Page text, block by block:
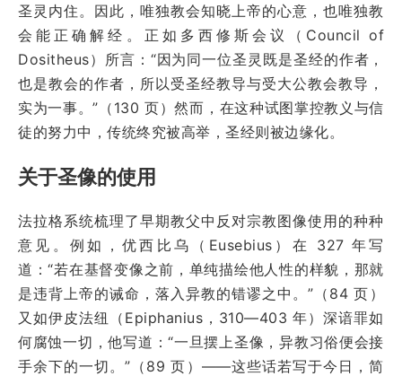
圣灵内住。因此，唯独教会知晓上帝的心意，也唯独教
会能正确解经。正如多西修斯会议（Council of
Dositheus）所言：“因为同一位圣灵既是圣经的作者，
也是教会的作者，所以受圣经教导与受大公教会教导，
实为一事。”（130 页）然而，在这种试图掌控教义与信
徒的努力中，传统终究被高举，圣经则被边缘化。
关于圣像的使用
法拉格系统梳理了早期教父中反对宗教图像使用的种种
意见。例如，优西比乌（Eusebius）在 327 年写
道：“若在基督变像之前，单纯描绘他人性的样貌，那就
是违背上帝的诫命，落入异教的错谬之中。”（84 页）
又如伊皮法纽（Epiphanius，310—403 年）深谙罪如
何腐蚀一切，他写道：“一旦摆上圣像，异教习俗便会接
手余下的一切。”（89 页）——这些话若写于今日，简